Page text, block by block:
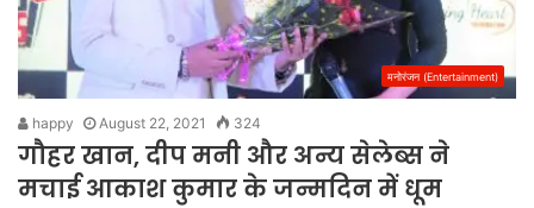
मनोरंजन (Entertainment)
happy August 22, 2021 324
गौहर खान, दीप मनी और अन्य सेलेब्स ने
मचाई आकाश कुमार के जन्मदिन में धूम